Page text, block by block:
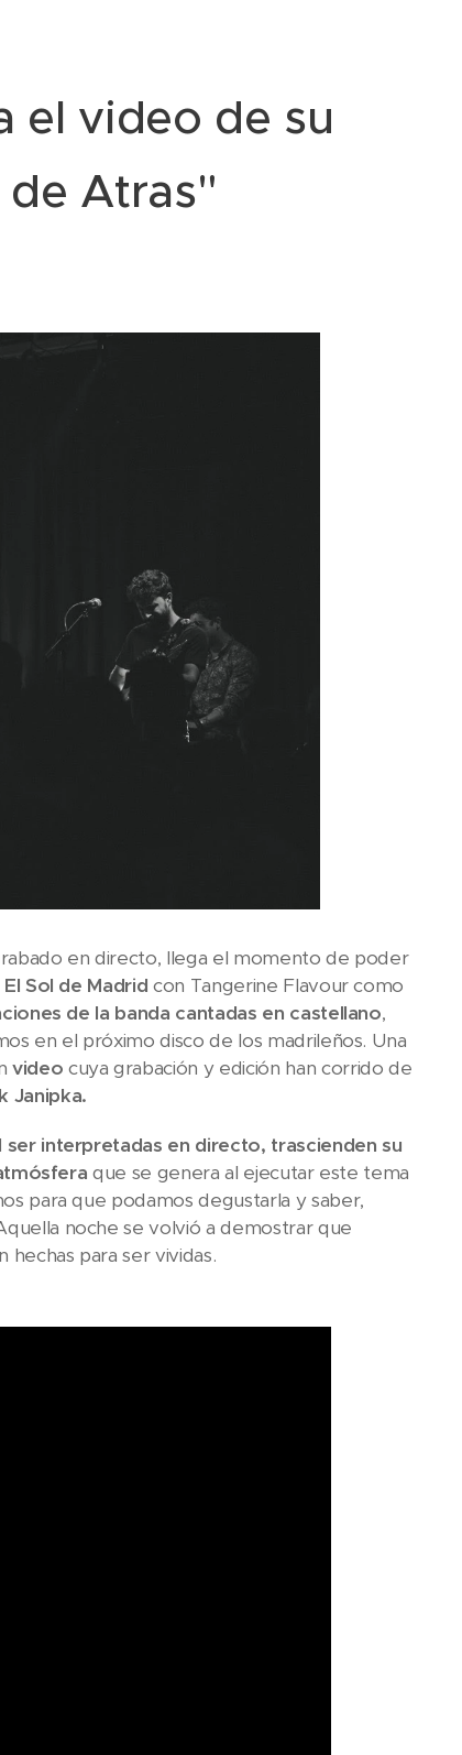
el video de su
de Atras"
en directo, llega el momento de poder
Sol de Madrid con Tangerine Flavour como
de la banda cantadas en castellano,
en el próximo disco de los madrileños. Una
video cuya grabación y edición han corrido de
Janipka.
interpretadas en directo, trascienden su
que se genera al ejecutar este tema
para que podamos degustarla y saber,
noche se volvió a demostrar que
hechas para ser vividas.